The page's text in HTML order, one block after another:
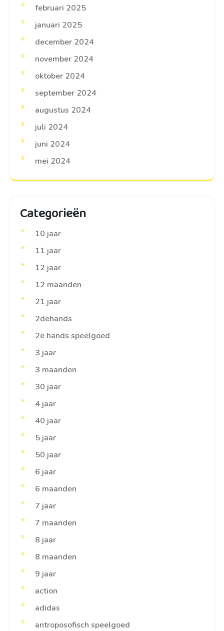
februari 2025
januari 2025
december 2024
november 2024
oktober 2024
september 2024
augustus 2024
juli 2024
juni 2024
mei 2024
Categorieën
10 jaar
11 jaar
12 jaar
12 maanden
21 jaar
2dehands
2e hands speelgoed
3 jaar
3 maanden
30 jaar
4 jaar
40 jaar
5 jaar
50 jaar
6 jaar
6 maanden
7 jaar
7 maanden
8 jaar
8 maanden
9 jaar
action
adidas
antroposofisch speelgoed